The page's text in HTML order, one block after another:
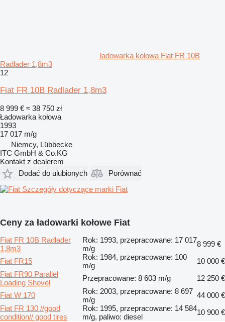
ładowarka kołowa Fiat FR 10B
Radlader 1,8m3
12
Fiat FR 10B Radlader 1,8m3
8 999 € ≈ 38 750 zł
Ładowarka kołowa
1993
17 017 m/g
Niemcy, Lübbecke
ITC GmbH & Co.KG
Kontakt z dealerem
Dodać do ulubionych
Porównać
Szczegóły dotyczące marki Fiat
Ceny za ładowarki kołowe Fiat
Fiat FR 10B Radlader
1,8m3
Rok: 1993, przepracowane: 17 017
m/g
8 999 €
Fiat FR15
Rok: 1984, przepracowane: 100
m/g
10 000 €
Fiat FR90 Parallel
Loading Shovel
Przepracowane: 8 603 m/g
12 250 €
Fiat W 170
Rok: 2003, przepracowane: 8 697
m/g
44 000 €
Fiat FR 130 //good
condition// good tires
Rok: 1995, przepracowane: 14 584
m/g, paliwo: diesel
10 900 €